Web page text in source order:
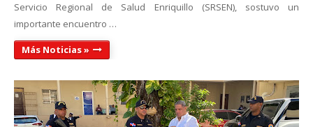
Servicio Regional de Salud Enriquillo (SRSEN), sostuvo un
importante encuentro …
Más Noticias »